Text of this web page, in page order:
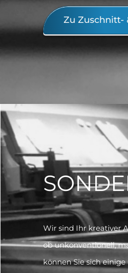
Zu Zuschnitt-
Wir sind Ihr kreativer
ob unkonventionell,
können Sie sich